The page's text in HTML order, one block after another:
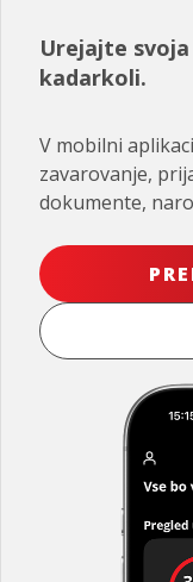
Urejajte
kadarkoli.
V mobilni
zavarovanje,
dokumente,